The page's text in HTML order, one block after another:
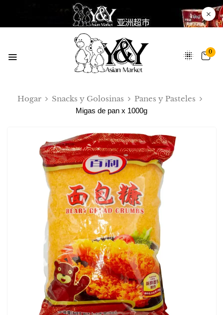
0
Hogar Snacks y Golosinas Panes y Pasteles
Migas de pan x 1000g